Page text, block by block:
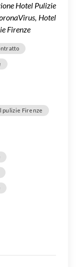
Hotel Pulizie
Hotel
Firenze
pulizie Firenze